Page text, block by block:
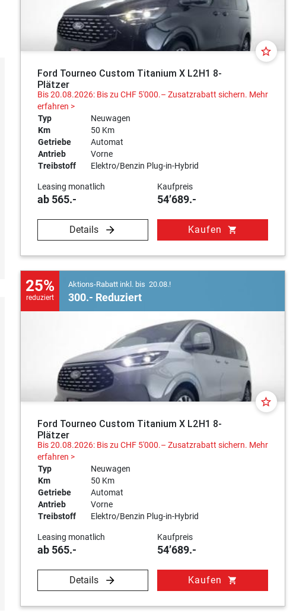
star_border
Ford Tourneo Custom Titanium X L2H1 8-
Plätzer
Bis 20.08.2026: Bis zu CHF 5'000.– Zusatzrabatt sichern. Mehr
erfahren >
Typ
Neuwagen
Km
50 Km
Getriebe
Automat
Antrieb
Vorne
Treibstoff
Elektro/Benzin Plug-in-Hybrid
Leasing monatlich
ab 565.-
Kaufpreis
54’689.-
Details Kaufen shopping_cart
25%
reduziert
Aktions-Rabatt inkl. bis 20.08.!
300.- Reduziert
star_border
Ford Tourneo Custom Titanium X L2H1 8-
Plätzer
Bis 20.08.2026: Bis zu CHF 5'000.– Zusatzrabatt sichern. Mehr
erfahren >
Typ
Neuwagen
Km
50 Km
Getriebe
Automat
Antrieb
Vorne
Treibstoff
Elektro/Benzin Plug-in-Hybrid
Leasing monatlich
ab 565.-
Kaufpreis
54’689.-
Details Kaufen shopping_cart